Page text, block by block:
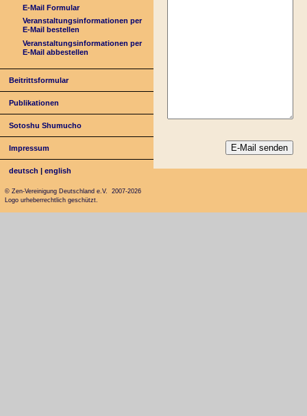
E-Mail Formular
Veranstaltungsinformationen per
E-Mail bestellen
Veranstaltungsinformationen per
E-Mail abbestellen
Beitrittsformular
Publikationen
Sotoshu Shumucho
Impressum
deutsch |english
© Zen-Vereinigung Deutschland e.V. 2007-2026
Logo urheberrechtlich geschützt.